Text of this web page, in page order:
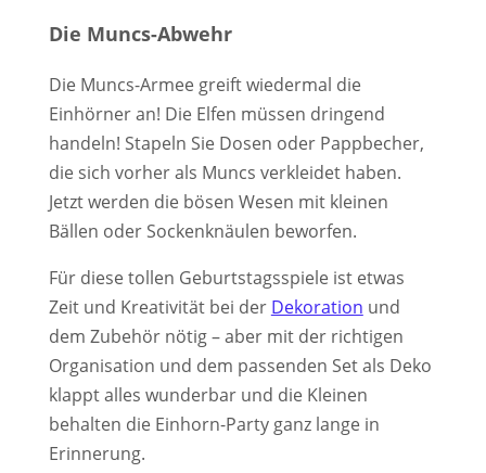
Die Muncs-Abwehr
Die Muncs-Armee greift wiedermal die
Einhörner an! Die Elfen müssen dringend
handeln! Stapeln Sie Dosen oder Pappbecher,
die sich vorher als Muncs verkleidet haben.
Jetzt werden die bösen Wesen mit kleinen
Bällen oder Sockenknäulen beworfen.
Für diese tollen Geburtstagsspiele ist etwas
Zeit und Kreativität bei der Dekoration und
dem Zubehör nötig – aber mit der richtigen
Organisation und dem passenden Set als Deko
klappt alles wunderbar und die Kleinen
behalten die Einhorn-Party ganz lange in
Erinnerung.